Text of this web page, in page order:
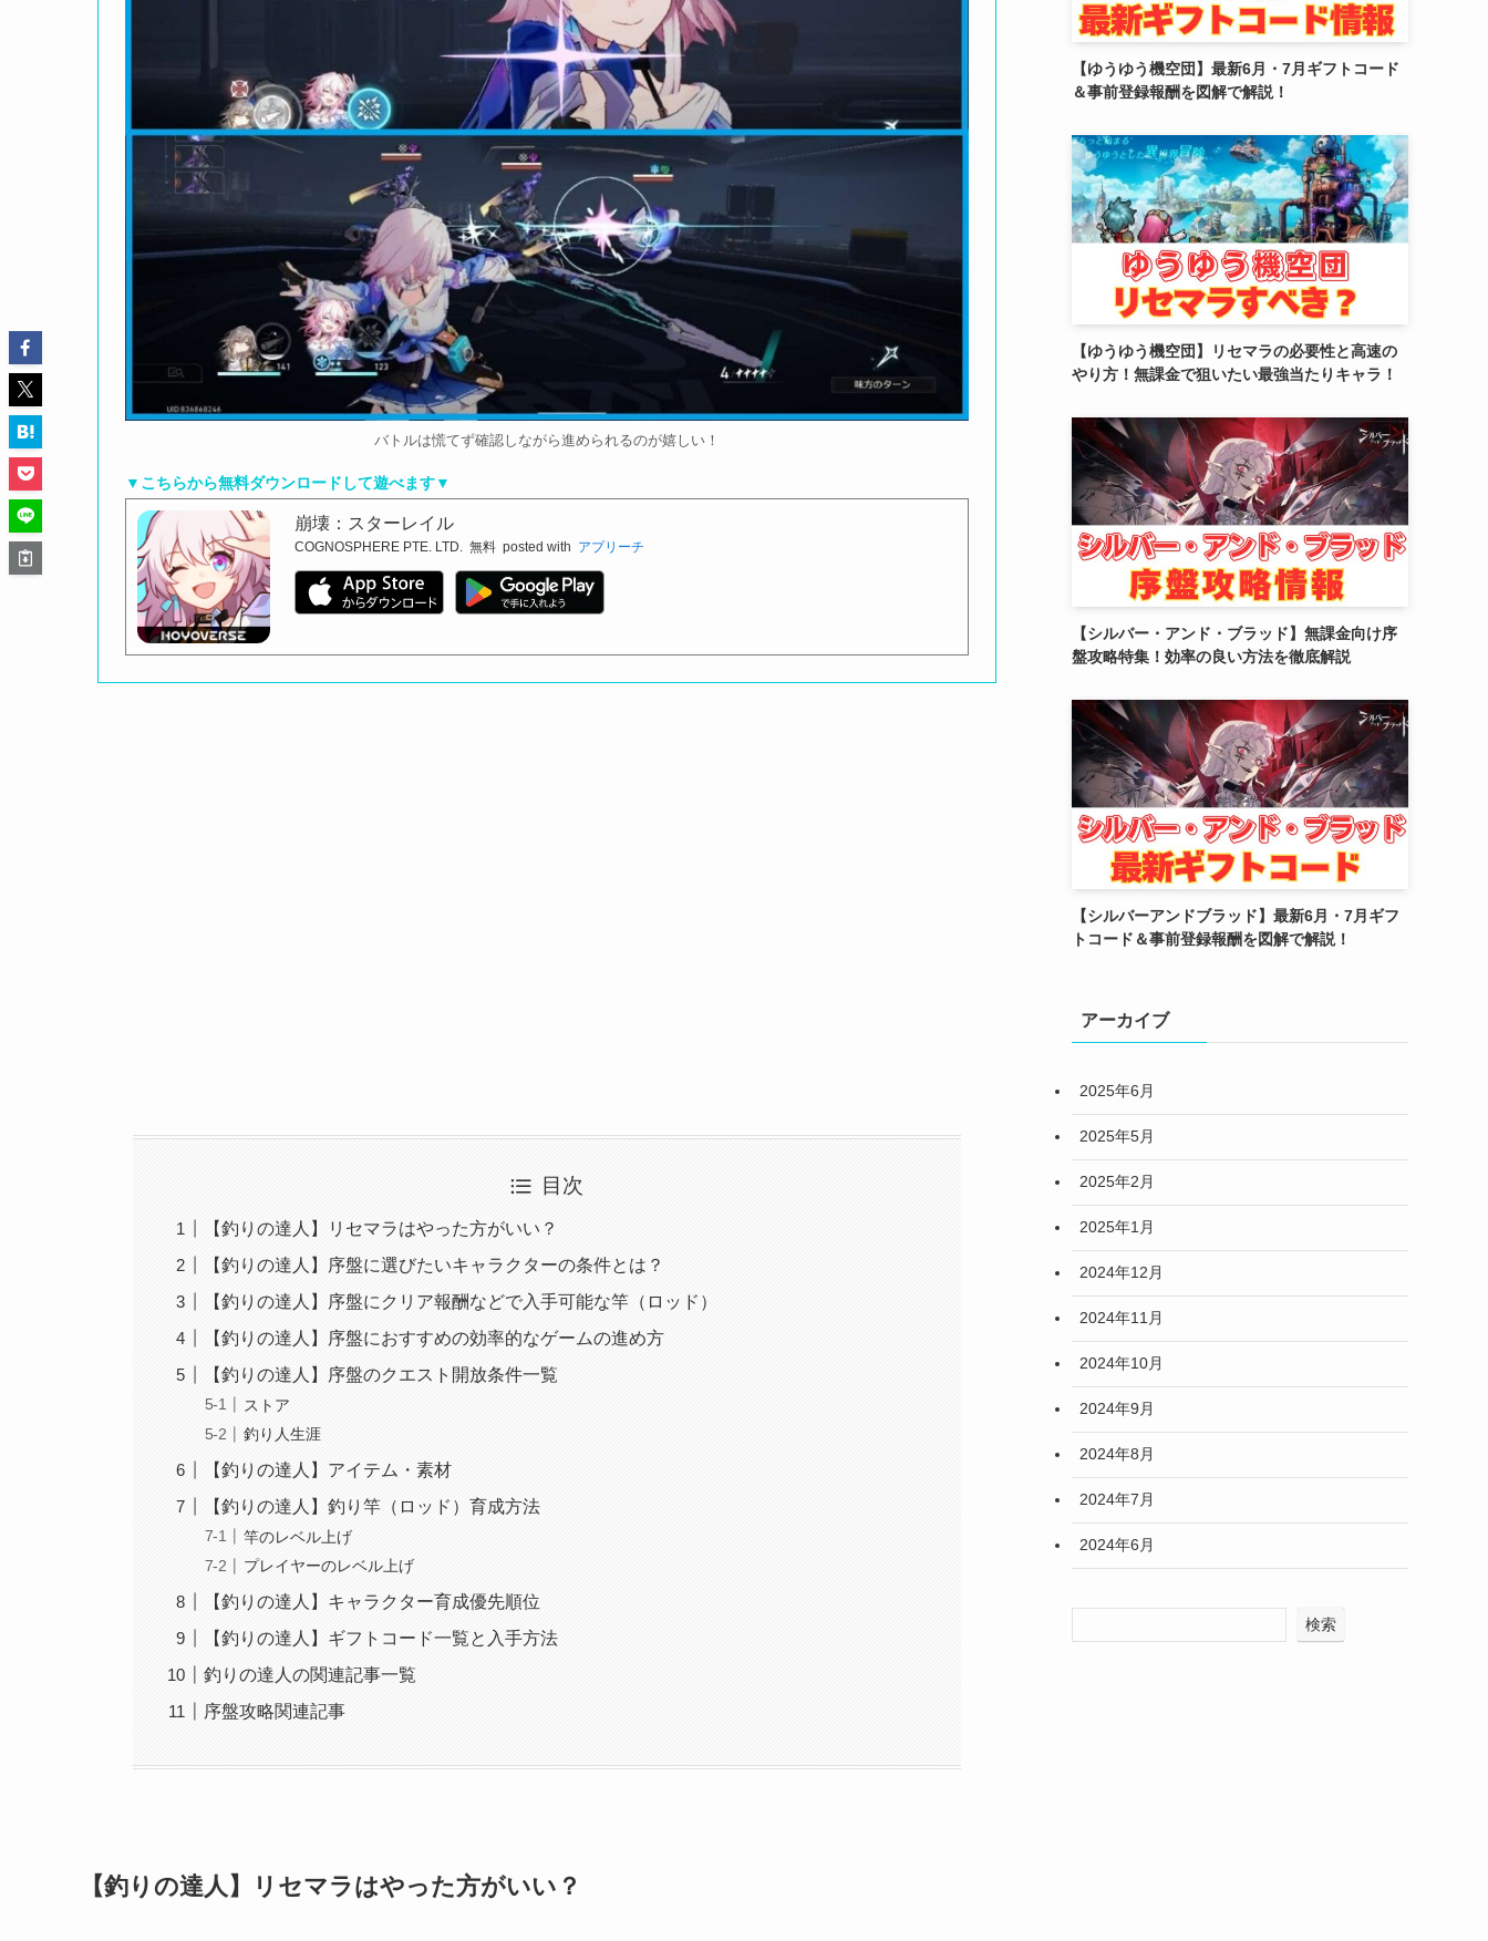
バトルは慌てず確認しながら進められるのが嬉しい！
▼こちらから無料ダウンロードして遊べます▼
崩壊：スターレイル
COGNOSPHERE PTE. LTD. 無料 posted with アプリーチ
目次
【釣りの達人】リセマラはやった方がいい？
【釣りの達人】序盤に選びたいキャラクターの条件とは？
【釣りの達人】序盤にクリア報酬などで入手可能な竿（ロッド）
【釣りの達人】序盤におすすめの効率的なゲームの進め方
【釣りの達人】序盤のクエスト開放条件一覧
ストア
釣り人生涯
【釣りの達人】アイテム・素材
【釣りの達人】釣り竿（ロッド）育成方法
竿のレベル上げ
プレイヤーのレベル上げ
【釣りの達人】キャラクター育成優先順位
【釣りの達人】ギフトコード一覧と入手方法
釣りの達人の関連記事一覧
序盤攻略関連記事
【釣りの達人】リセマラはやった方がいい？
(4)
(5)
(4)
(6)
(5)
(4)
(4)
(2)
(6)
(3)
(2)
(10)
(5)
【ゆうゆう機空団】最新6月・7月ギフトコード
＆事前登録報酬を図解で解説！
【ゆうゆう機空団】リセマラの必要性と高速の
やり方！無課金で狙いたい最強当たりキャラ！
【シルバー・アンド・ブラッド】無課金向け序
盤攻略特集！効率の良い方法を徹底解説
【シルバーアンドブラッド】最新6月・7月ギフ
トコード＆事前登録報酬を図解で解説！
アーカイブ
2025年6月
2025年5月
2025年2月
2025年1月
2024年12月
2024年11月
2024年10月
2024年9月
2024年8月
2024年7月
2024年6月
検索